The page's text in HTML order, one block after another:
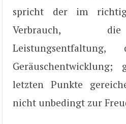
spricht der im
Verbrauch,
letzten Punkte
nicht unbedingt zur